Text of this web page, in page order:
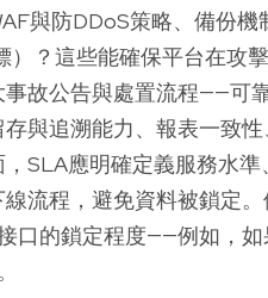
與防DDoS策略、備份機
？這些能確保平台在攻
故公告與處置流程——可
與追溯能力、報表一致
SLA應明確定義服務水準
流程，避免資料被鎖定。
口的鎖定程度——例如，